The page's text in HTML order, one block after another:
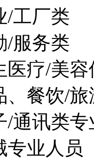
/工厂类
/服务类
医疗/美
、餐饮/
/通讯类专
专业人员